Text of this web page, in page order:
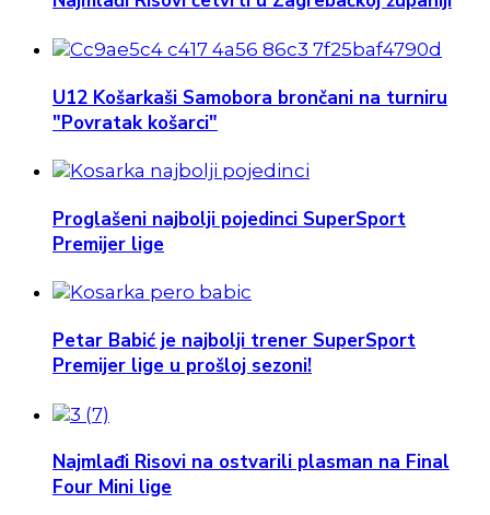
U12 Košarkaši Samobora brončani na turniru
"Povratak košarci"
Proglašeni najbolji pojedinci SuperSport
Premijer lige
Petar Babić je najbolji trener SuperSport
Premijer lige u prošloj sezoni!
Najmlađi Risovi na ostvarili plasman na Final
Four Mini lige